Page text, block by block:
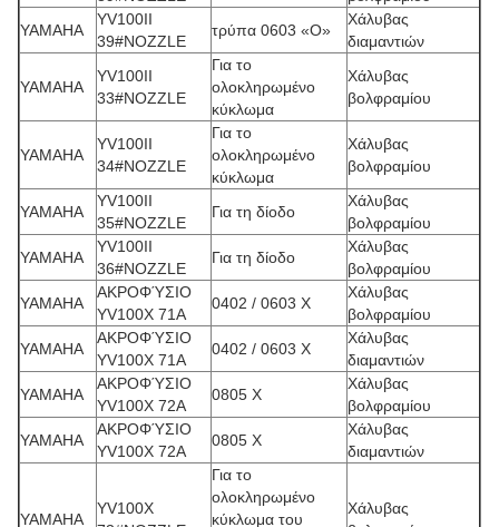
YAMAHA
YV100II
39#NOZZLE
τρύπα 0603 «Ο»
Χάλυβας
διαμαντιών
YAMAHA
YV100II
33#NOZZLE
Για το
ολοκληρωμένο
κύκλωμα
Χάλυβας
βολφραμίου
YAMAHA
YV100II
34#NOZZLE
Για το
ολοκληρωμένο
κύκλωμα
Χάλυβας
βολφραμίου
YAMAHA
YV100II
35#NOZZLE
Για τη δίοδο
Χάλυβας
βολφραμίου
YAMAHA
YV100II
36#NOZZLE
Για τη δίοδο
Χάλυβας
βολφραμίου
YAMAHA
ΑΚΡΟΦΎΣΙΟ
YV100X 71A
0402 / 0603 Χ
Χάλυβας
βολφραμίου
YAMAHA
ΑΚΡΟΦΎΣΙΟ
YV100X 71A
0402 / 0603 Χ
Χάλυβας
διαμαντιών
YAMAHA
ΑΚΡΟΦΎΣΙΟ
YV100X 72A
0805 Χ
Χάλυβας
βολφραμίου
YAMAHA
ΑΚΡΟΦΎΣΙΟ
YV100X 72A
0805 Χ
Χάλυβας
διαμαντιών
YAMAHA
YV100X
Για το
ολοκληρωμένο
κύκλωμα του
Χάλυβας